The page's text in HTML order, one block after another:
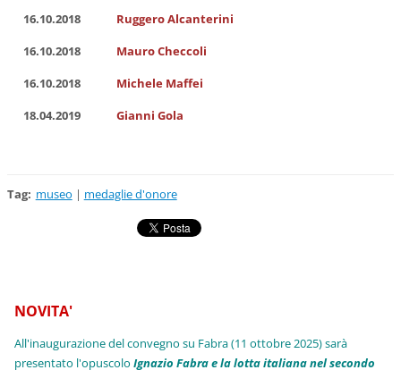
16.10.2018
Ruggero Alcanterini
16.10.2018
Mauro Checcoli
16.10.2018
Michele Maffei
18.04.2019
Gianni Gola
Tag: museo | medaglie d'onore
NOVITA'
All'inaugurazione del convegno su Fabra (11 ottobre 2025) sarà
presentato l'opuscoloIgnazio Fabra e la lotta italiana nel secondo